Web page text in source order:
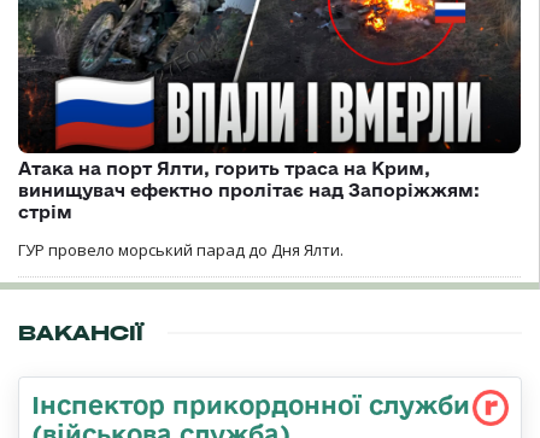
Атака на порт Ялти, горить траса на Крим,
винищувач ефектно пролітає над Запоріжжям:
стрім
ГУР провело морський парад до Дня Ялти.
ВАКАНСІЇ
Інспектор прикордонної служби